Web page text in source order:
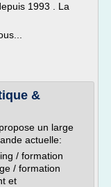
1993 . La
&
un large
actuelle:
/ formation
/ formation
et